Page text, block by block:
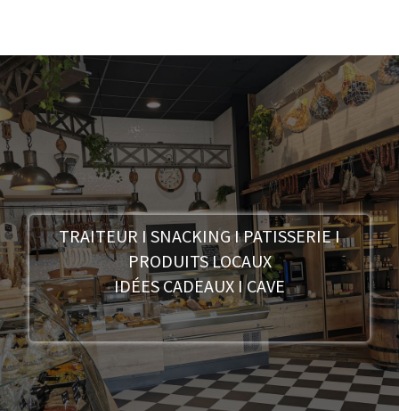
TRAITEUR I SNACKING I PATISSERIE I
PRODUITS LOCAUX
IDÉES CADEAUX I CAVE